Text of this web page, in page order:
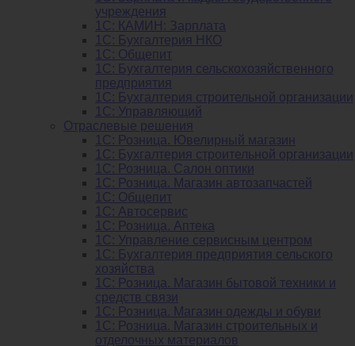
учреждения
1C: КАМИН: Зарплата
1C: Бухгалтерия НКО
1С: Общепит
1С: Бухгалтерия сельскохозяйст­венного
предприятия
1С: Бухгалтерия строительной организации
1С: Управляющий
Отраслевые решения
1С: Розница. Ювелирный магазин
1С: Бухгалтерия строительной организации
1С: Розница. Салон оптики
1С: Розница. Магазин автозапчастей
1C: Общепит
1С: Автосервис
1С: Розница. Аптека
1С: Управление сервисным центром
1С: Бухгалтерия предприятия сельского
хозяйства
1С: Розница. Магазин бытовой техники и
средств связи
1С: Розница. Магазин одежды и обуви
1С: Розница. Магазин строительных и
отделочных материалов